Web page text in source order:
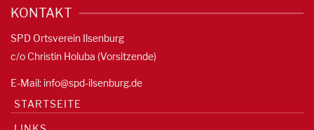
KONTAKT
SPD Ortsverein Ilsenburg
c/o Christin Holuba (Vorsitzende)
E-Mail: info@spd-ilsenburg.de
STARTSEITE